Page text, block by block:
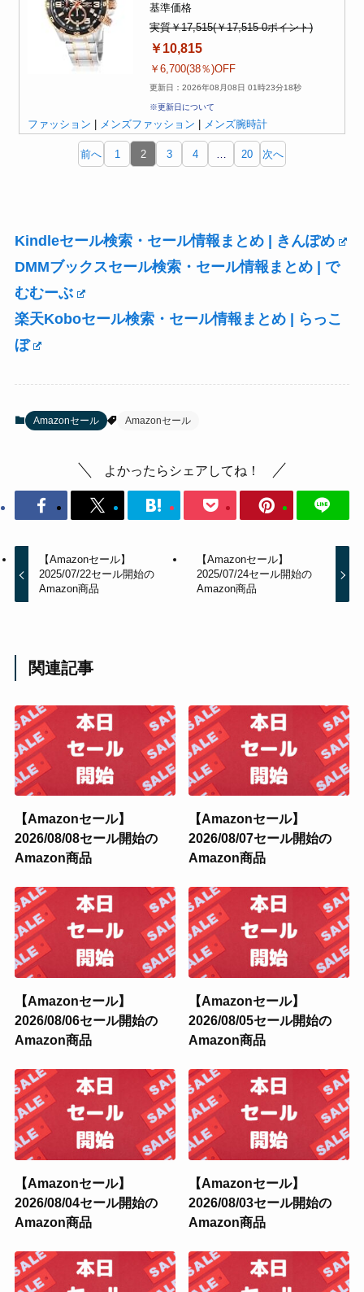
基準価格
実質￥17,515(￥17,515-0ポイント)
￥10,815
￥6,700(38％)OFF
更新日：2026年08月08日 01時23分18秒
※更新日について
ファッション メンズファッション メンズ腕時計
前へ 1 2 3 4 … 20 次へ
Kindleセール検索・セール情報まとめ | きんぽめ
DMMブックスセール検索・セール情報まとめ | で
むむーぶ
楽天Koboセール検索・セール情報まとめ | らっこ
ぼ
Amazonセール Amazonセール
よかったらシェアしてね！
【Amazonセール】
2025/07/22セール開始の
Amazon商品
【Amazonセール】
2025/07/24セール開始の
Amazon商品
関連記事
【Amazonセール】
2026/08/08セール開始の
Amazon商品
【Amazonセール】
2026/08/07セール開始の
Amazon商品
【Amazonセール】
2026/08/06セール開始の
Amazon商品
【Amazonセール】
2026/08/05セール開始の
Amazon商品
【Amazonセール】
2026/08/04セール開始の
Amazon商品
【Amazonセール】
2026/08/03セール開始の
Amazon商品